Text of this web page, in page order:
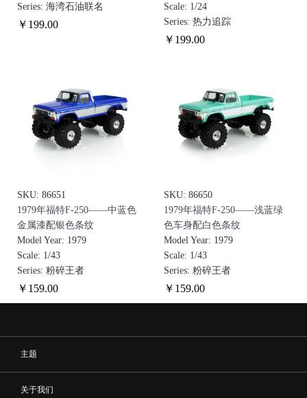
Series: 海湾石油联名
￥ 199.00
Scale: 1/24
Series: 热力追踪
￥ 199.00
SKU: 86651
1979年福特F-250——中蓝色
金属漆配银色条纹
Model Year: 1979
Scale: 1/43
Series: 粉碎王者
￥ 159.00
SKU: 86650
1979年福特F-250——浅蓝绿
色车身配白色条纹
Model Year: 1979
Scale: 1/43
Series: 粉碎王者
￥ 159.00
主题
关于我们